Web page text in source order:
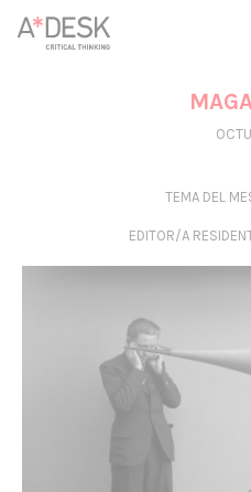
crees también en A*DESK
seguir adelante. Ahora puedes
apoyarlo.
TEMA DEL
EDITOR/A